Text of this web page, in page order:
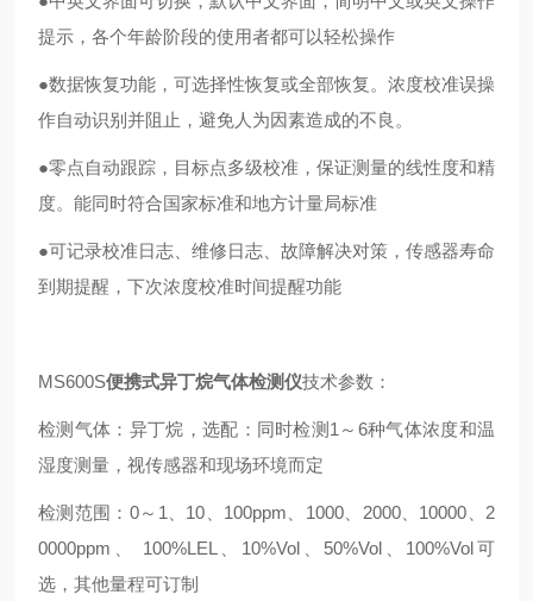
提示，各个年龄阶段的使用者都可以轻松操作
●数据恢复功能，可选择性恢复或全部恢复。浓度校准误操
作自动识别并阻止，避免人为因素造成的不良。
●零点自动跟踪，目标点多级校准，保证测量的线性度和精
度。能同时符合国家标准和地方计量局标准
●可记录校准日志、维修日志、故障解决对策，传感器寿命
到期提醒，下次浓度校准时间提醒功能
MS600S便携式异丁烷气体检测仪技术参数：
检测气体：异丁烷，选配：同时检测1～6种气体浓度和温
湿度测量，视传感器和现场环境而定
检测范围：0～1、10、100ppm、1000、2000、10000、2
0000ppm、 100%LEL、10%Vol、50%Vol、100%Vol可
选，其他量程可订制